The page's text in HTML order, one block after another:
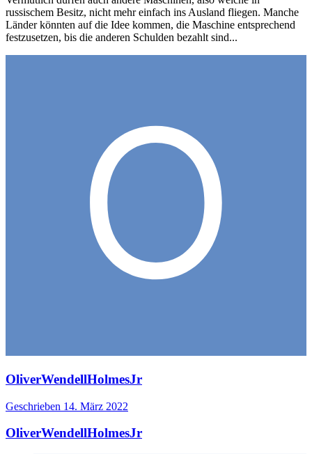
russischem Besitz, nicht mehr einfach ins Ausland fliegen. Manche
Länder könnten auf die Idee kommen, die Maschine entsprechend
festzusetzen, bis die anderen Schulden bezahlt sind...
OliverWendellHolmesJr
Geschrieben 14. März 2022
OliverWendellHolmesJr